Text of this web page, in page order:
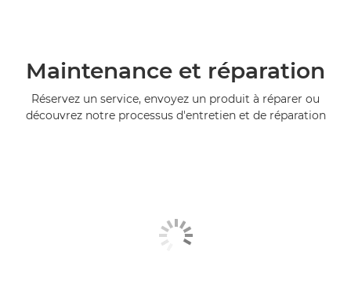
Maintenance et réparation
Réservez un service, envoyez un produit à réparer ou
découvrez notre processus d'entretien et de réparation